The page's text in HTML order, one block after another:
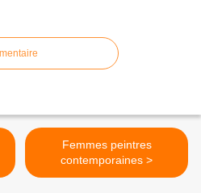
Femmes peintres
contemporaines >